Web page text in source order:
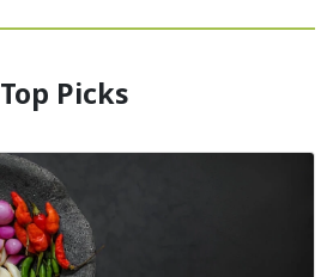
Top Picks